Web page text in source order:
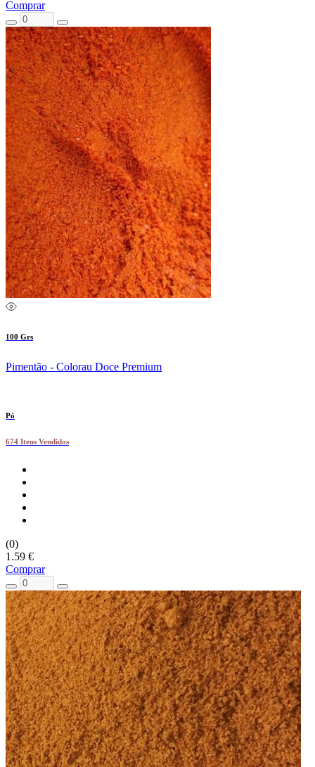
Comprar
100 Grs
Pimentão - Colorau Doce Premium
Pó
674 Itens Vendidos
(0)
1.59 €
Comprar